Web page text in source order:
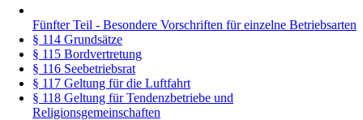
Fünfter Teil - Besondere Vorschriften für einzelne Betriebsarten
§ 114 Grundsätze
§ 115 Bordvertretung
§ 116 Seebetriebsrat
§ 117 Geltung für die Luftfahrt
§ 118 Geltung für Tendenzbetriebe und
Religionsgemeinschaften